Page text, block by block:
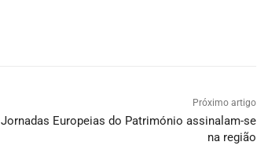
Próximo artigo
Jornadas Europeias do Património assinalam-se
na região